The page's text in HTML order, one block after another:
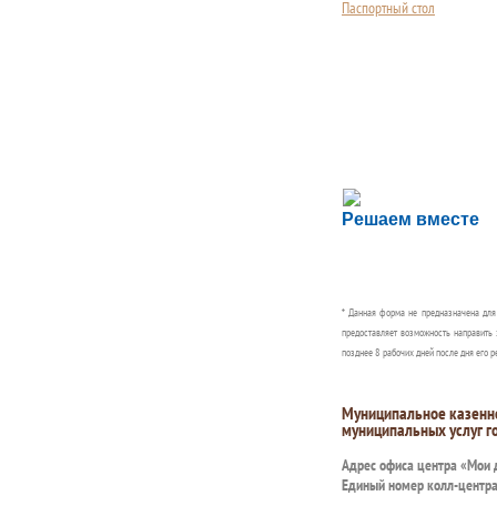
Паспортный стол
Решаем вместе
Сложности с
Сообщите об этом
* Данная форма не предназначена
предоставляет возможность
позднее 8 рабочих дней после дня его
Муниципальное
муниципальных услуг
Адрес офиса центра «Мои
Единый номер колл-